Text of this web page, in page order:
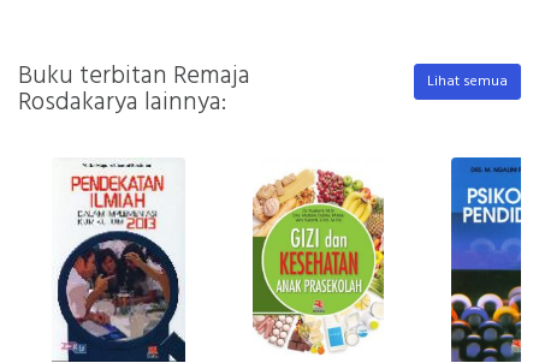
Buku terbitan Remaja
Rosdakarya lainnya:
Lihat semua